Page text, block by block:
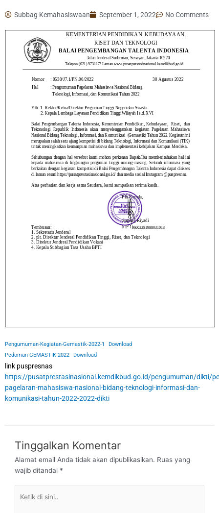
Subbag Kemahasiswaan September 1, 2022 No Comments
Pengumuman-Kegiatan-Gemastik-2022-1
Download
Pedoman-GEMASTIK-2022
Download
link puspresnas
https://pusatprestasinasional.kemdikbud.go.id/pengumuman/dikti/
pagelaran-mahasiswa-nasional-bidang-teknologi-informasi-dan-
komunikasi-tahun-2022-2022-dikti
Tinggalkan Komentar
Alamat email Anda tidak akan dipublikasikan. Ruas yang
wajib ditandai *